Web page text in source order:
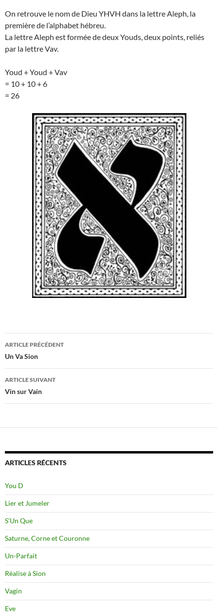
On retrouve le nom de Dieu YHVH dans la lettre Aleph, la
première de l’alphabet hébreu.
La lettre Aleph est formée de deux Youds, deux points, reliés
par la lettre Vav.
Youd + Youd + Vav
= 10 + 10 + 6
= 26
Navigation
des
articles
ARTICLE PRÉCÉDENT
Un Va Sion
ARTICLE SUIVANT
Vin sur Vain
ARTICLES RÉCENTS
You D
Lier et Jumeler
S’Un Que
Saturne, Corne et Couronne
Un-Parfait
Réalise à Sion
Vagin
Eve